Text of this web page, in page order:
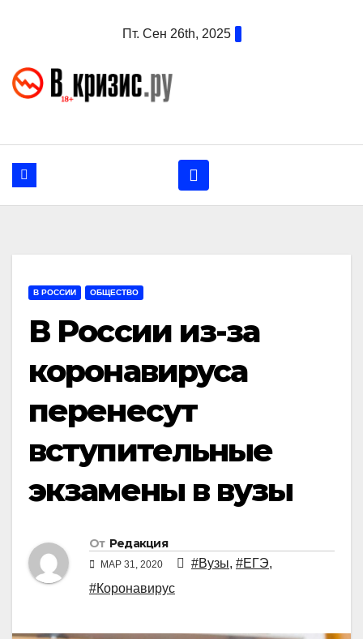
Пт. Сен 26th, 2025
В РОССИИ ОБЩЕСТВО
В России из-за
коронавируса
перенесут
вступительные
экзамены в вузы
От Редакция
МАР 31, 2020 #Вузы, #ЕГЭ,
#Коронавирус